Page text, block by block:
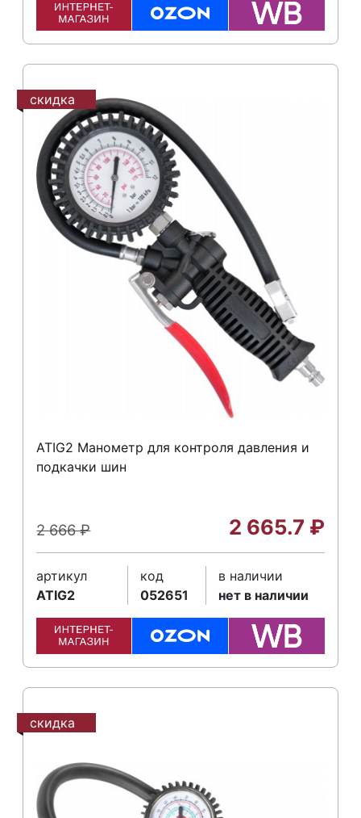
скидка
ATIG2 Манометр для контроля давления и
подкачки шин
2 666₽ 2 665.7 ₽
артикул
ATIG2
код
052651
в наличии
нет в наличии
скидка